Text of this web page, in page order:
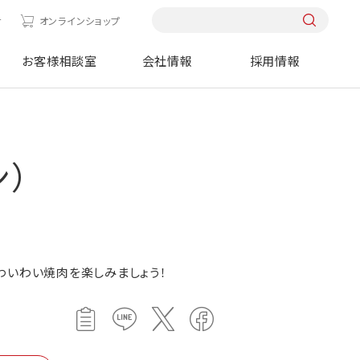
オンラインショップ
お客様相談室 会社情報 採用情報
わい焼肉を楽しみましょう！